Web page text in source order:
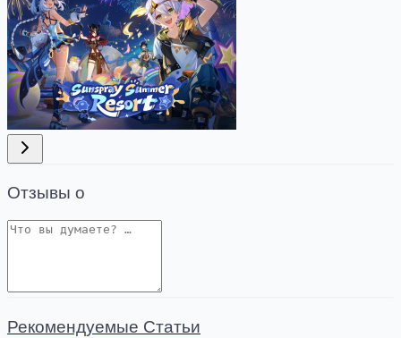
Отзывы о
Рекомендуемые Статьи